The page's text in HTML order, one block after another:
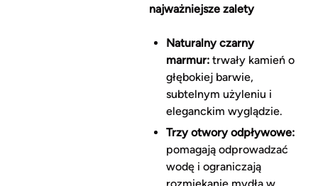
najważniejsze zalety
Naturalny czarny
marmur:trwały kamień o
głębokiej barwie,
subtelnym użyleniu i
eleganckim wyglądzie.
Trzy otwory odpływowe:
pomagają odprowadzać
wodę i ograniczają